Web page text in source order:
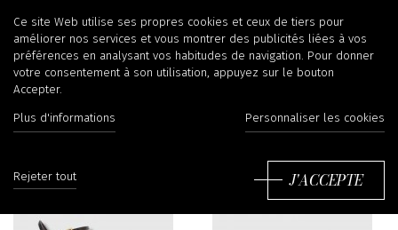
Sandales
Ce site Web utilise ses propres cookies et ceux de tiers pour
améliorer nos services et vous montrer des publicités liées à vos
préférences en analysant vos habitudes de navigation. Pour donner
votre consentement à son utilisation, appuyez sur le bouton
Accepter.
Plus d'informations Personnaliser les cookies
Rejeter tout J'ACCEPTE